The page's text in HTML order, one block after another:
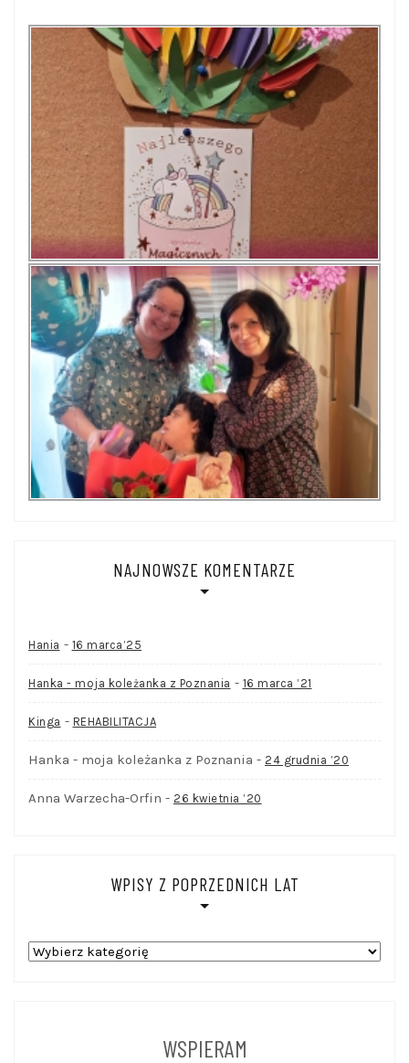
NAJNOWSZE KOMENTARZE
Hania - 16 marca’25
Hanka - moja koleżanka z Poznania - 16 marca ’21
Kinga - REHABILITACJA
Hanka - moja koleżanka z Poznania - 24 grudnia ’20
Anna Warzecha-Orfin - 26 kwietnia ’20
WPISY Z POPRZEDNICH LAT
WPISY
WSPIERAM